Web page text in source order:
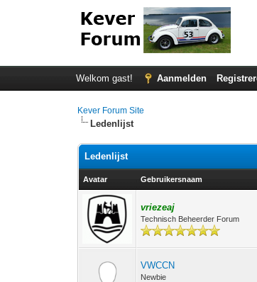
Welkom gast! Aanmelden
Kever Forum Site
Ledenlijst
Ledenlijst
Avatar Gebruikersnaam
vriezeaj
Technisch Beheerder Forum
VWCCN
Newbie